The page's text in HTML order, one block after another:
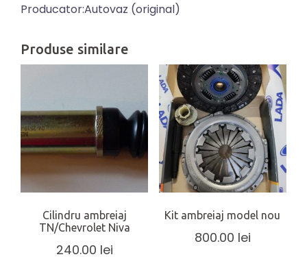
Producator:Autovaz (original)
Produse similare
Cilindru ambreiaj
TN/Chevrolet Niva
240.00 lei
Kit ambreiaj model nou
800.00 lei